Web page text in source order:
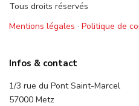
Tous droits réservés
Mentions légales · Politique de
Infos & contact
1/3 rue du Pont Saint-Marcel
57000 Metz